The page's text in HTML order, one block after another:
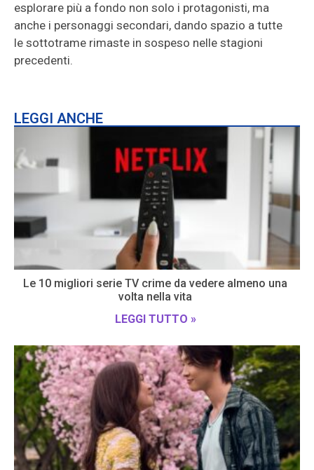
esplorare più a fondo non solo i protagonisti, ma
anche i personaggi secondari, dando spazio a tutte
le sottotrame rimaste in sospeso nelle stagioni
precedenti.
LEGGI ANCHE
Le 10 migliori serie TV crime da vedere almeno una
volta nella vita
LEGGI TUTTO »